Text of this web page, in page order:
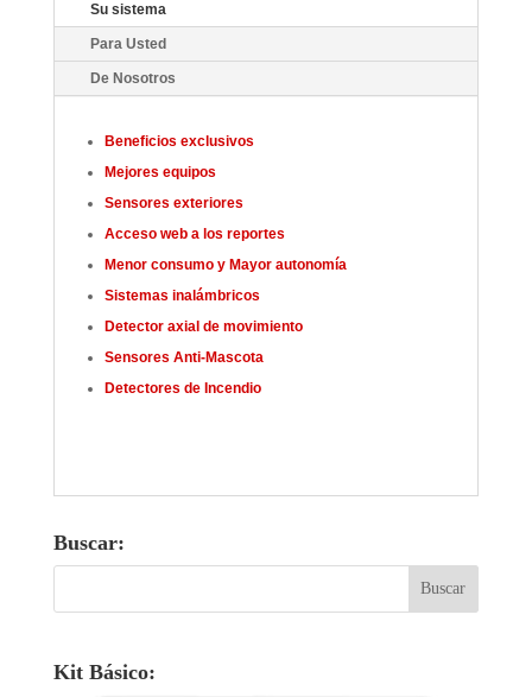
Su sistema
Para Usted
De Nosotros
Beneficios exclusivos
Mejores equipos
Sensores exteriores
Acceso web a los reportes
Menor consumo y Mayor autonomía
Sistemas inalámbricos
Detector axial de movimiento
Sensores Anti-Mascota
Detectores de Incendio
Buscar:
Kit Básico: